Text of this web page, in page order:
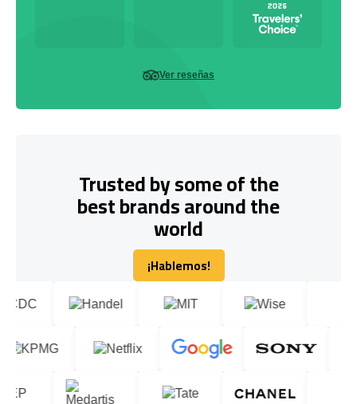
Ver reseñas
Trusted by some of the
best brands around the
world
¡Hablemos!
¡Hablemos!